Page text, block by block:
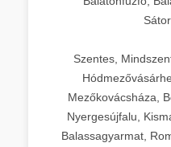
Szentes,
Mezőkovácsháza,
Nyergesújfalu,
Balassagyarmat,